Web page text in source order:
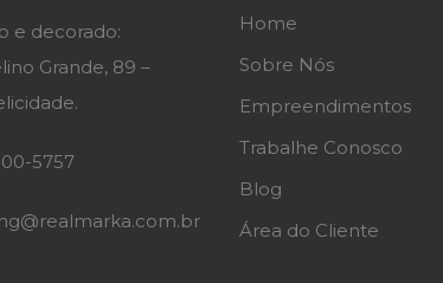
e decorado:
Grande, 89 –
5757
Home
Sobre Nós
Empreendimentos
Trabalhe Conosco
Blog
Área do Cliente